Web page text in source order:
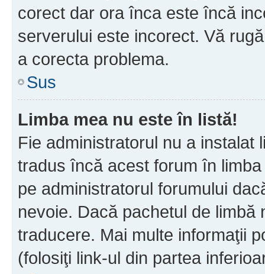
corect dar ora înca este încă
serverului este incorect. Vă
a corecta problema.
Sus
Limba mea nu este în listă!
Fie administratorul nu a instalat
tradus încă acest forum în
pe administratorul forumului
nevoie. Dacă pachetul de
traducere. Mai multe informaţii
(folosiţi link-ul din partea